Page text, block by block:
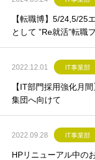
【転職博】5/24,5/25
として ”Re就活”転職
2022.12.01 IT事業部
【IT部門採用強化月
集団へ向けて
2022.09.28 IT事業部
HPリニューアル中の